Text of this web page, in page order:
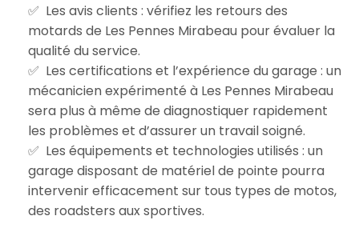
Les avis clients : vérifiez les retours des
motards de Les Pennes Mirabeau pour évaluer la
qualité du service.
Les certifications et l’expérience du garage : un
mécanicien expérimenté à Les Pennes Mirabeau
sera plus à même de diagnostiquer rapidement
les problèmes et d’assurer un travail soigné.
Les équipements et technologies utilisés : un
garage disposant de matériel de pointe pourra
intervenir efficacement sur tous types de motos,
des roadsters aux sportives.